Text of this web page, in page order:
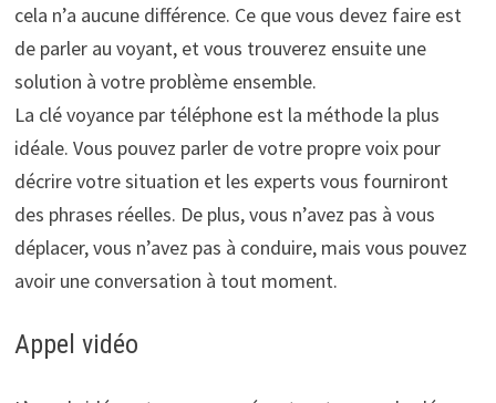
cela n’a aucune différence. Ce que vous devez faire est
de parler au voyant, et vous trouverez ensuite une
solution à votre problème ensemble.
La clé voyance par téléphone est la méthode la plus
idéale. Vous pouvez parler de votre propre voix pour
décrire votre situation et les experts vous fourniront
des phrases réelles. De plus, vous n’avez pas à vous
déplacer, vous n’avez pas à conduire, mais vous pouvez
avoir une conversation à tout moment.
Appel vidéo